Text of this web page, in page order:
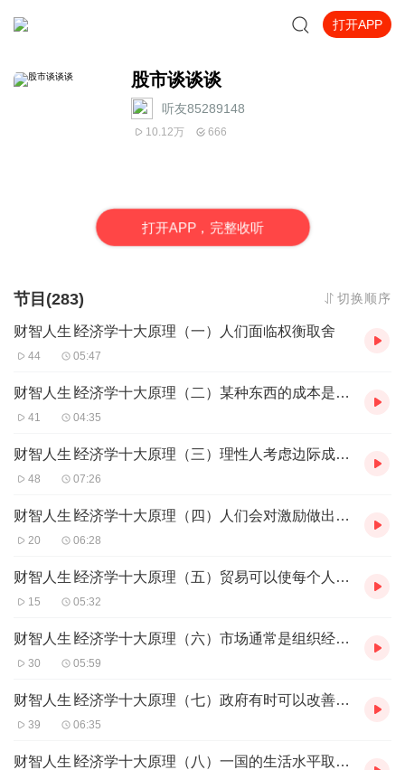
打开APP
股市谈谈谈
听友85289148
10.12万 666
打开APP，完整收听
节目(283) 切换顺序
财智人生∣经济学十大原理（一）人们面临权衡取舍
44 05:47
财智人生∣经济学十大原理（二）某种东西的成本是为了得到它而放弃的东西
41 04:35
财智人生∣经济学十大原理（三）理性人考虑边际成本和边际收益
48 07:26
财智人生∣经济学十大原理（四）人们会对激励做出反应
20 06:28
财智人生∣经济学十大原理（五）贸易可以使每个人的状况都变得更好
15 05:32
财智人生∣经济学十大原理（六）市场通常是组织经济活动的一种好方法
30 05:59
财智人生∣经济学十大原理（七）政府有时可以改善市场结果
39 06:35
财智人生∣经济学十大原理（八）一国的生活水平取决于它生产物品与服务的能力